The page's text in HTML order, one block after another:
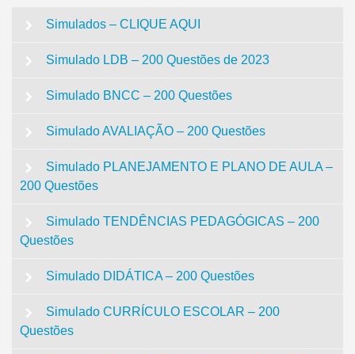
Simulados – CLIQUE AQUI
Simulado LDB – 200 Questões de 2023
Simulado BNCC – 200 Questões
Simulado AVALIAÇÃO – 200 Questões
Simulado PLANEJAMENTO E PLANO DE AULA –
200 Questões
Simulado TENDÊNCIAS PEDAGÓGICAS – 200
Questões
Simulado DIDÁTICA – 200 Questões
Simulado CURRÍCULO ESCOLAR – 200
Questões